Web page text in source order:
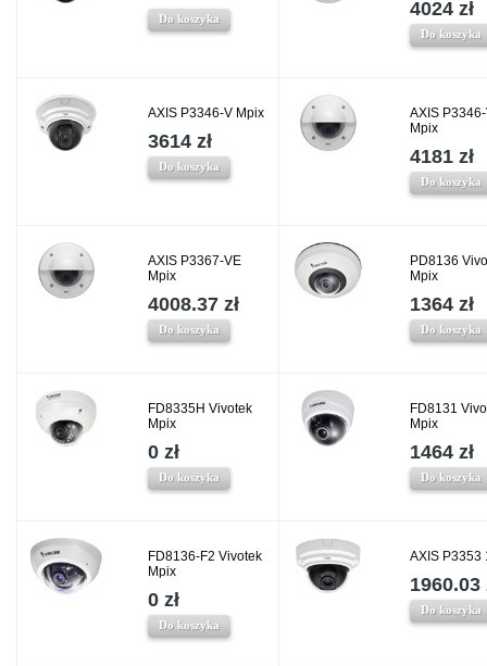
Do koszyka 4024 zł
Do koszyka
AXIS P3346-V Mpix
3614 zł
Do koszyka
AXIS
Mpix
4181 zł
Do koszyka
AXIS P3367-VE
Mpix
4008.37 zł
Do koszyka
PD8136
Mpix
1364 zł
Do koszyka
FD8335H Vivotek
Mpix
0 zł
Do koszyka
FD8131
Mpix
1464 zł
Do koszyka
FD8136-F2 Vivotek
Mpix
0 zł
Do koszyka
AXIS P3353
1960.03
Do koszyka